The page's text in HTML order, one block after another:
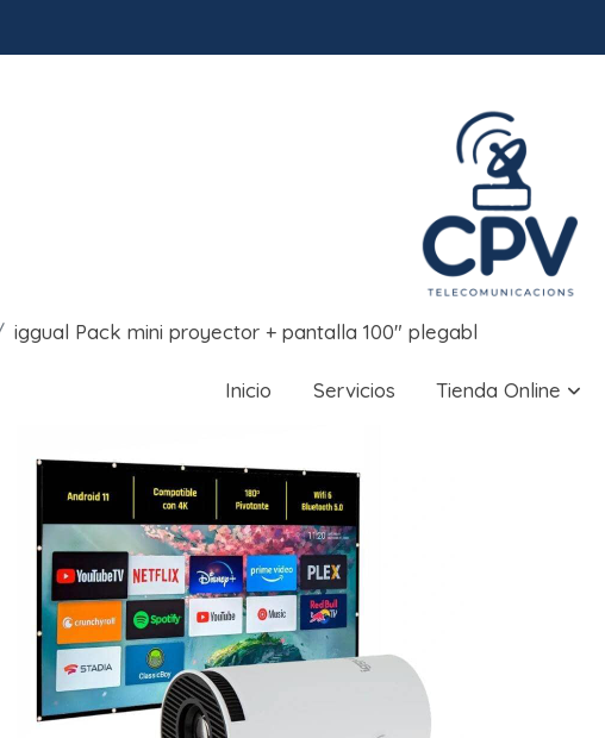
Inicio Servicios Tienda Online
iggual Pack mini proyector + pantalla 100" plegabl